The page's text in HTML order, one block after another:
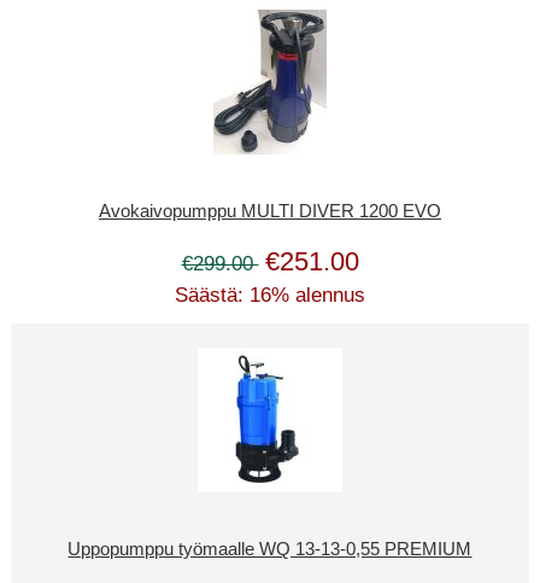
Avokaivopumppu MULTI DIVER 1200 EVO
€299.00 €251.00
Säästä: 16% alennus
Uppopumppu työmaalle WQ 13-13-0,55 PREMIUM